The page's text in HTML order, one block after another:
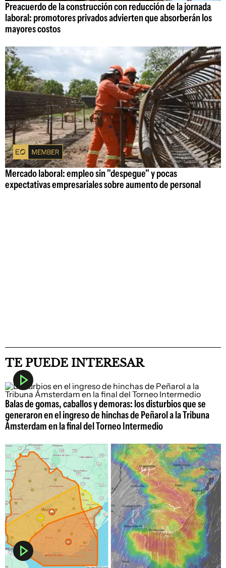
Preacuerdo de la construcción con reducción de la jornada
laboral: promotores privados advierten que absorberán los
mayores costos
Mercado laboral: empleo sin "despegue" y pocas
expectativas empresariales sobre aumento de personal
TE PUEDE INTERESAR
Balas de gomas, caballos y demoras: los disturbios que se
generaron en el ingreso de hinchas de Peñarol a la Tribuna
Ámsterdam en la final del Torneo Intermedio